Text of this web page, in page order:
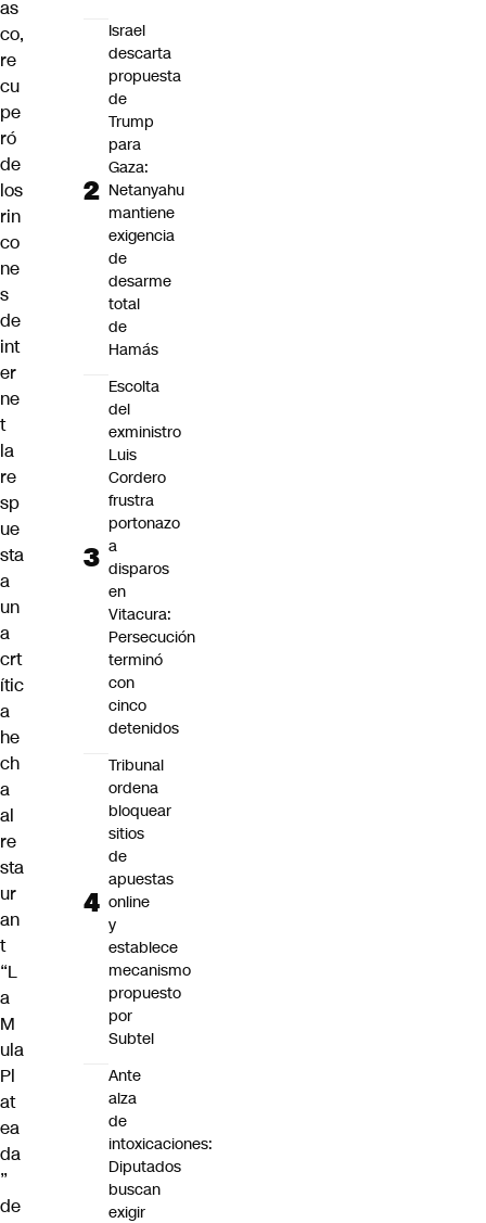
as
co,
re
cu
pe
ró
de
los
rin
co
ne
s
de
int
er
ne
t
la
re
sp
ue
sta
a
un
a
crt
ític
a
he
ch
a
al
re
sta
ur
an
t
“L
a
M
ula
Pl
at
ea
da
”
de
Israel
descarta
propuesta
de
Trump
para
Gaza:
Netanyahu
mantiene
exigencia
de
desarme
total
de
Hamás
Escolta
del
exministro
Luis
Cordero
frustra
portonazo
a
disparos
en
Vitacura:
Persecución
terminó
con
cinco
detenidos
Tribunal
ordena
bloquear
sitios
de
apuestas
online
y
establece
mecanismo
propuesto
por
Subtel
Ante
alza
de
intoxicaciones:
Diputados
buscan
exigir